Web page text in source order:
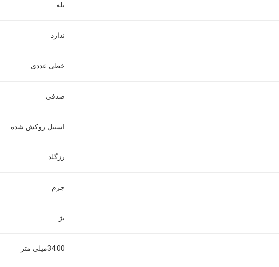
بله
ندارد
خطی عددی
صدفی
استیل روکش شده
رزگلد
چرم
بژ
34.00میلی متر